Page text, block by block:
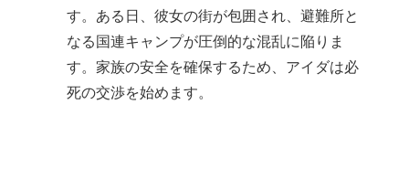
す。ある日、彼女の街が包囲され、避難所と
なる国連キャンプが圧倒的な混乱に陥りま
す。家族の安全を確保するため、アイダは必
死の交渉を始めます。